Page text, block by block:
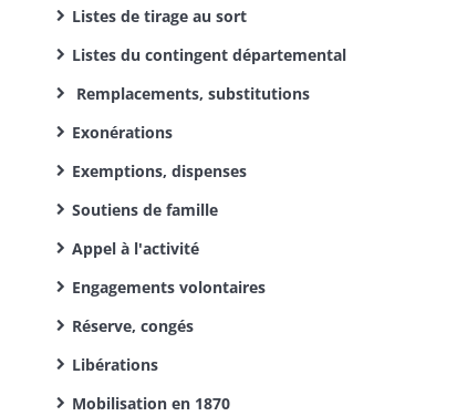
Listes de tirage au sort
Listes du contingent départemental
Remplacements, substitutions
Exonérations
Exemptions, dispenses
Soutiens de famille
Appel à l'activité
Engagements volontaires
Réserve, congés
Libérations
Mobilisation en 1870